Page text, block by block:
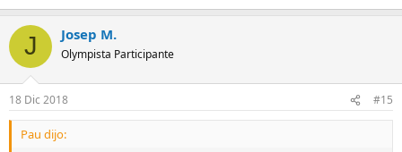
J Josep M.
Olympista Participante
18 Dic 2018 #15
Pau dijo: